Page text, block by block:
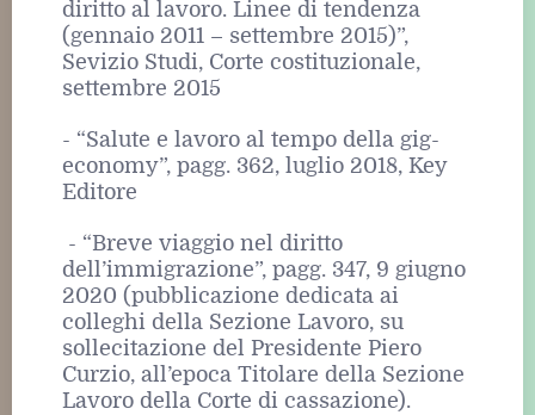
diritto al lavoro. Linee di tendenza
(gennaio 2011 – settembre 2015)”,
Sevizio Studi, Corte costituzionale,
settembre 2015
- “Salute e lavoro al tempo della gig-
economy”, pagg. 362, luglio 2018, Key
Editore
- “Breve viaggio nel diritto
dell’immigrazione”, pagg. 347, 9 giugno
2020 (pubblicazione dedicata ai
colleghi della Sezione Lavoro, su
sollecitazione del Presidente Piero
Curzio, all’epoca Titolare della Sezione
Lavoro della Corte di cassazione).